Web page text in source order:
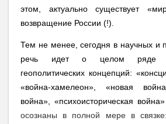
этом, актуально существует
возвращение России (!).
Тем не менее, сегодня в научных и
речь идет о целом ряде
геополитических концепций:
«война-хамелеон», «новая
война», «психоисторическая
осознаны в полной мере в